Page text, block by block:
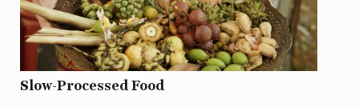
Slow-Processed Food